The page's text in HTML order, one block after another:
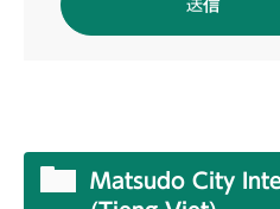
Matsudo City